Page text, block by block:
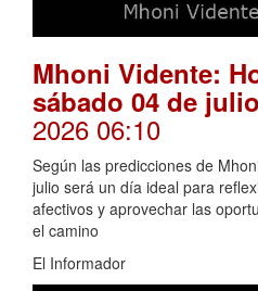
Mhoni Vidente:
sábado 04 de julio
2026 06:10
Según las predicciones de
julio será un día ideal para
afectivos y aprovechar las
el camino
El Informador